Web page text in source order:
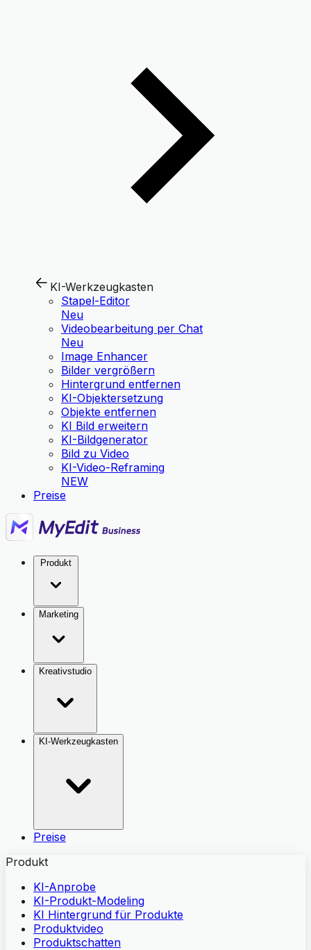
KI-Werkzeugkasten
Stapel-Editor
Neu
Videobearbeitung per Chat
Neu
Image Enhancer
Bilder vergrößern
Hintergrund entfernen
KI-Objektersetzung
Objekte entfernen
KI Bild erweitern
KI-Bildgenerator
Bild zu Video
KI-Video-Reframing
NEW
Preise
Marketing
Kreativstudio
KI-Werkzeugkasten
Preise
Produkt
KI-Anprobe
KI-Produkt-Modeling
KI Hintergrund für Produkte
Produktvideo
Produktschatten